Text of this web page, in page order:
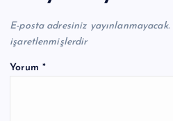
E-posta adresiniz yayınlanmayacak.
işaretlenmişlerdir
Yorum *